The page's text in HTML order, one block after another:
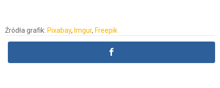
Źródła grafik: Pixabay, Imgur, Freepik